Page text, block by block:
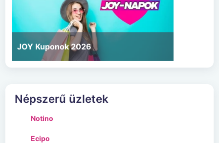
JOY Kuponok 2026
Népszerű üzletek
Notino
Ecipo